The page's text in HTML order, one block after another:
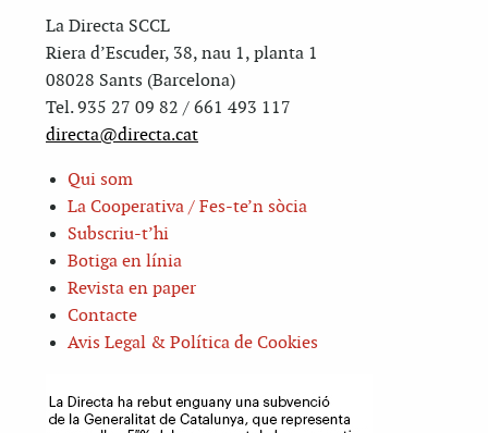
La Directa SCCL
Riera d’Escuder, 38, nau 1, planta 1
08028 Sants (Barcelona)
Tel. 935 27 09 82 / 661 493 117
directa@directa.cat
Qui som
La Cooperativa / Fes-te’n sòcia
Subscriu-t’hi
Botiga en línia
Revista en paper
Contacte
Avis Legal & Política de Cookies